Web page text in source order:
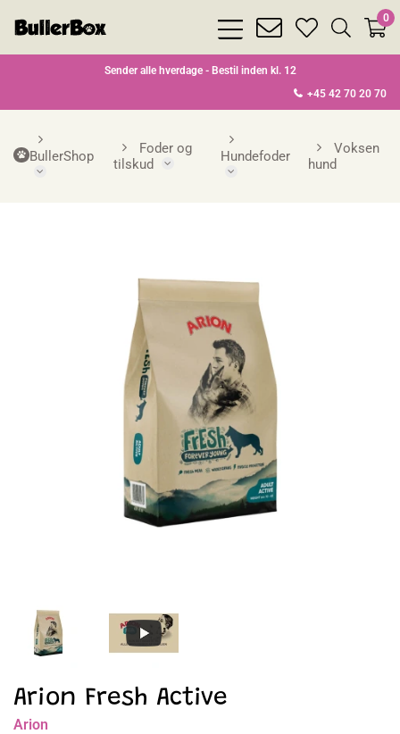
bars
light
envelope
heart
search
0
Sender alle hverdage - Bestil inden kl. 12
+45 42 70 20 70
BullerShop
Foder og
tilskud
Hundefoder
Voksen
hund
Arion Fresh Active
Arion